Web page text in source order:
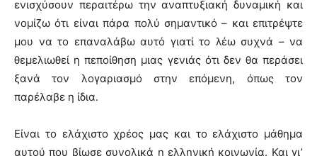
ενισχύσουν περαιτέρω την αναπτυξιακή δυναμική και
νομίζω ότι είναι πάρα πολύ σημαντικό – και επιτρέψτε
μου να το επαναλάβω αυτό γιατί το λέω συχνά – να
θεμελιωθεί η πεποίθηση μιας γενιάς ότι δεν θα περάσει
ξανά τον λογαριασμό στην επόμενη, όπως τον
παρέλαβε η ίδια.
Είναι το ελάχιστο χρέος μας και το ελάχιστο μάθημα
αυτού που βίωσε συνολικά η ελληνική κοινωνία. Και γι’